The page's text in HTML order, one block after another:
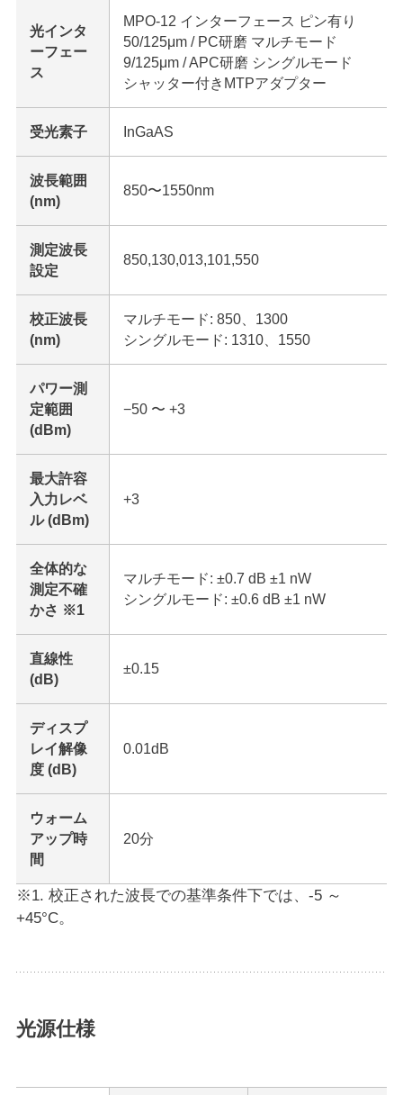
光インタ
ーフェー
ス
MPO-12 インターフェース ピン有り
50/125μm / PC研磨 マルチモード
9/125μm / APC研磨 シングルモード
シャッター付きMTPアダプター
受光素子 InGaAS
波長範囲
(nm)
850〜1550nm
測定波長
設定
850,130,013,101,550
校正波長
(nm)
マルチモード: 850、1300
シングルモード: 1310、1550
パワー測
定範囲
(dBm)
−50 〜 +3
最大許容
入力レベ
ル (dBm)
+3
全体的な
測定不確
かさ ※1
マルチモード: ±0.7 dB ±1 nW
シングルモード: ±0.6 dB ±1 nW
直線性
(dB)
±0.15
ディスプ
レイ解像
度 (dB)
0.01dB
ウォーム
アップ時
間
20分
※1. 校正された波長での基準条件下では、‑5 ～
+45°C。
光源仕様